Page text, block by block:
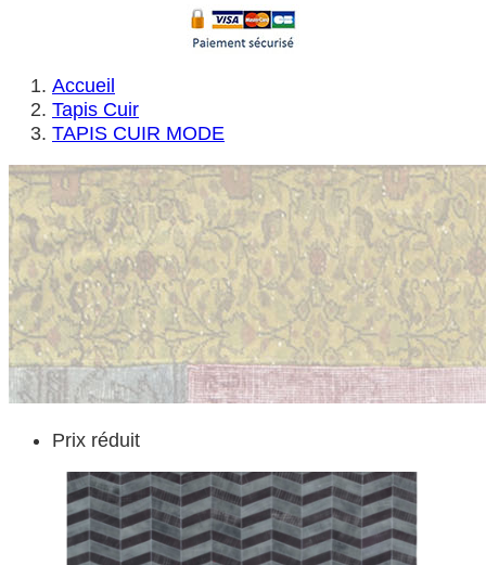
Accueil
Tapis Cuir
TAPIS CUIR MODE
Prix réduit